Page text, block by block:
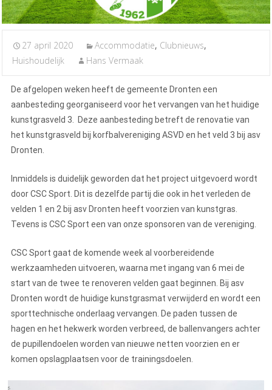
27 april 2020 Accommodatie, Clubnieuws,
Huishoudelijk
Hans Vermaak
De afgelopen weken heeft de gemeente Dronten een
aanbesteding georganiseerd voor het vervangen van het huidige
kunstgrasveld 3. Deze aanbesteding betreft de renovatie van
het kunstgrasveld bij korfbalvereniging ASVD en het veld 3 bij asv
Dronten.
Inmiddels is duidelijk geworden dat het project uitgevoerd wordt
door CSC Sport. Dit is dezelfde partij die ook in het verleden de
velden 1 en 2 bij asv Dronten heeft voorzien van kunstgras.
Tevens is CSC Sport een van onze sponsoren van de vereniging.
CSC Sport gaat de komende week al voorbereidende
werkzaamheden uitvoeren, waarna met ingang van 6 mei de
start van de twee te renoveren velden gaat beginnen. Bij asv
Dronten wordt de huidige kunstgrasmat verwijderd en wordt een
sporttechnische onderlaag vervangen. De paden tussen de
hagen en het hekwerk worden verbreed, de ballenvangers achter
de pupillendoelen worden van nieuwe netten voorzien en er
komen opslagplaatsen voor de trainingsdoelen.